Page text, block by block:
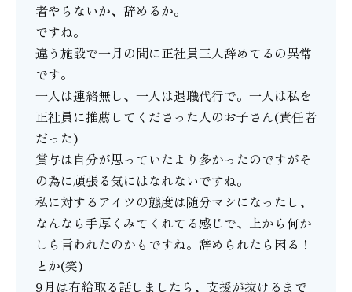
者やらないか、辞めるか。
ですね。
違う施設で一月の間に正社員三人辞めてるの異常
です。
一人は連絡無し、一人は退職代行で。一人は私を
正社員に推薦してくださった人のお子さん(責任者
だった)
賞与は自分が思っていたより多かったのですがそ
の為に頑張る気にはなれないですね。
私に対するアイツの態度は随分マシになったし、
なんなら手厚くみてくれてる感じで、上から何か
しら言われたのかもですね。辞められたら困る！
とか(笑)
9月は有給取る話しましたら、支援が抜けるまで